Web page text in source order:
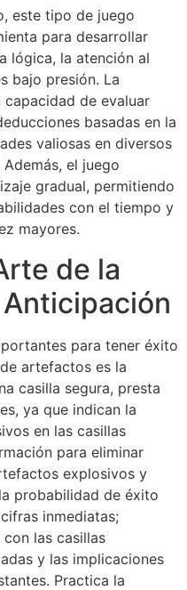
este tipo de juego
para desarrollar
lógica, la atención al
bajo presión. La
de evaluar
basadas en la
valiosas en diversos
el juego
gradual, permitiendo
con el tiempo y
mayores.
de la
para tener éxito
artefactos es la
casilla segura, presta
ya que indican la
en las casillas
para eliminar
explosivos y
probabilidad de éxito
inmediatas;
las casillas
y las implicaciones
Practica la